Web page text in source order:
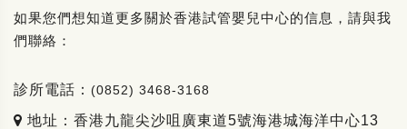
如果您們想知道更多關於香港試管嬰兒中心的信息，請與我
們聯絡：
診所電話： (0852) 3468-3168
地址：香港九龍尖沙咀廣東道5號海港城海洋中心13